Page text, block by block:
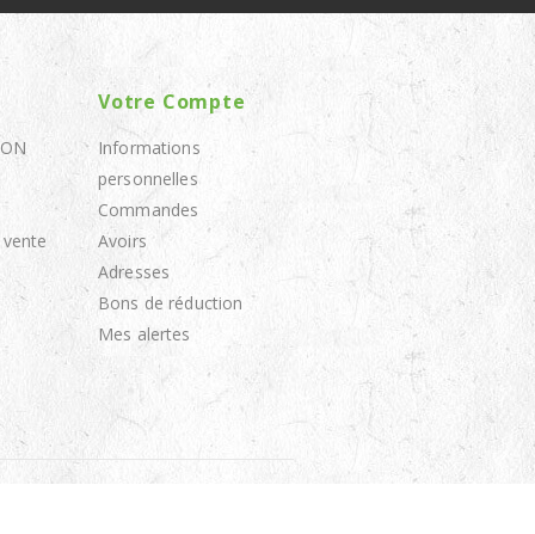
Votre Compte
Informations
personnelles
Commandes
Avoirs
Adresses
Bons de réduction
Mes alertes